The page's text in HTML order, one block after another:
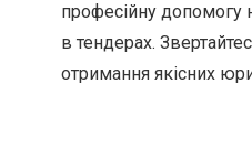
професійну допомогу
в тендерах.
отримання якісних